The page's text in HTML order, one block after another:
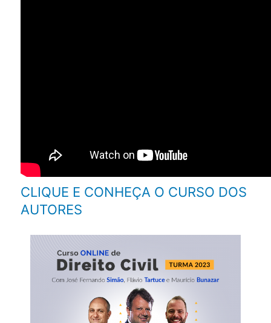
CLIQUE E CONHEÇA O CURSO DOS
AUTORES